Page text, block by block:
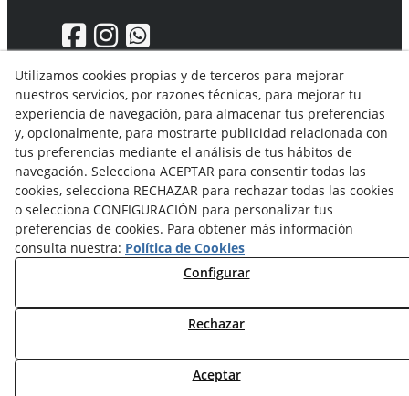
Aviso Legal
Política de privacidad
Política Cookies
Condiciones generales de compra
Derecho de desistimiento
Organismos de resolución de conflictos
© 08/2026 Solvent Solutions, S.L. (La Ganga) - Todos los
derechos reservados.
Utilizamos cookies propias y de terceros para mejorar
nuestros servicios, por razones técnicas, para mejorar tu
experiencia de navegación, para almacenar tus preferencias
y, opcionalmente, para mostrarte publicidad relacionada con
tus preferencias mediante el análisis de tus hábitos de
navegación. Selecciona ACEPTAR para consentir todas las
cookies, selecciona RECHAZAR para rechazar todas las cookies
o selecciona CONFIGURACIÓN para personalizar tus
preferencias de cookies. Para obtener más información
consulta nuestra: Política de Cookies
Configurar
Rechazar
Aceptar